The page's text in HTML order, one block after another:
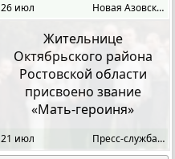
26 июл Новая Азовская Газет
Жительнице
Октябрьского района
Ростовской области
присвоено звание
«Мать-героиня»
21 июл Пресс-служба губерна